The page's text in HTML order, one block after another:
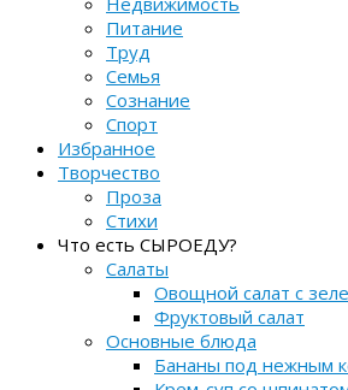
Питание
Труд
Семья
Сознание
Спорт
Избранное
Творчество
Проза
Стихи
Что есть СЫРОЕДУ?
Салаты
Овощной салат с
Фруктовый салат
Основные блюда
Бананы под нежным